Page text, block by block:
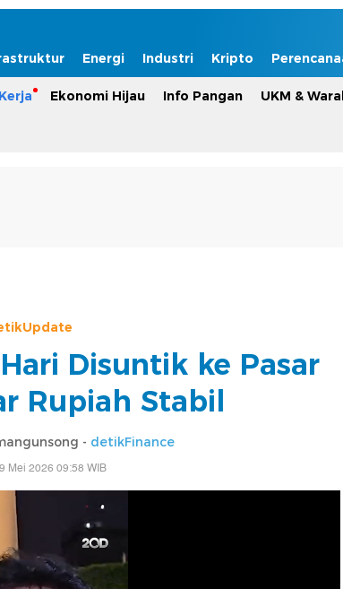
Energi Industri Kripto
Ekonomi Hijau Info Pangan UKM &
Disuntik ke Pasar
Rupiah Stabil
- detikFinance
Mei 2026 09:58 WIB